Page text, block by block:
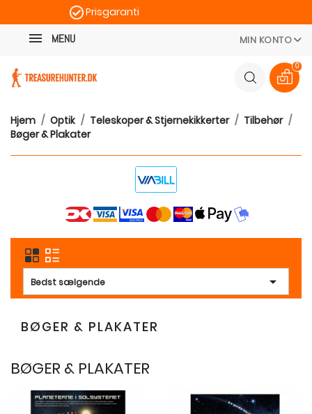
Prisgaranti
MENU MIN KONTO
0
Hjem Optik Teleskoper & Stjernekikkerter
Tilbehør
Bøger & Plakater
Bedst sælgende 
BØGER & PLAKATER
BØGER & PLAKATER